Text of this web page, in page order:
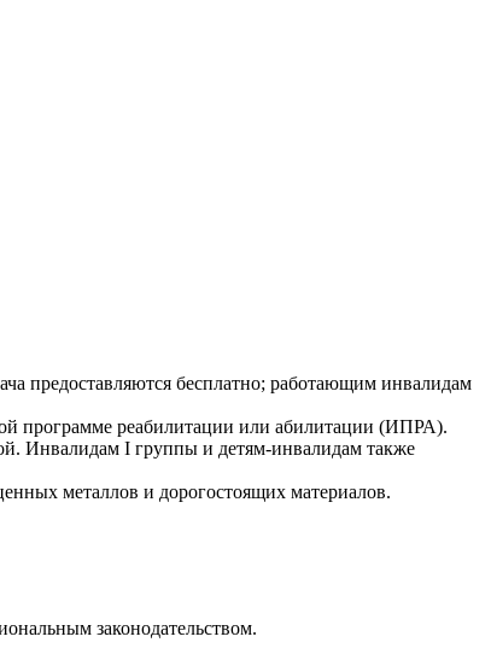
предоставляются бесплатно; работающим инвалидам
программе реабилитации или абилитации (ИПРА).
Инвалидам I группы и детям-инвалидам также
металлов и дорогостоящих материалов.
законодательством.